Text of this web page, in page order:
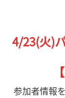
4/23(火)
参加者情報